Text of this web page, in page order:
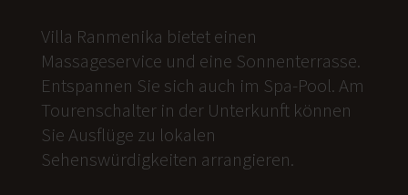
Villa Ranmenika bietet einen
Massageservice und eine Sonnenterrasse.
Entspannen Sie sich auch im Spa-Pool. Am
Tourenschalter in der Unterkunft können
Sie Ausflüge zu lokalen
Sehenswürdigkeiten arrangieren.